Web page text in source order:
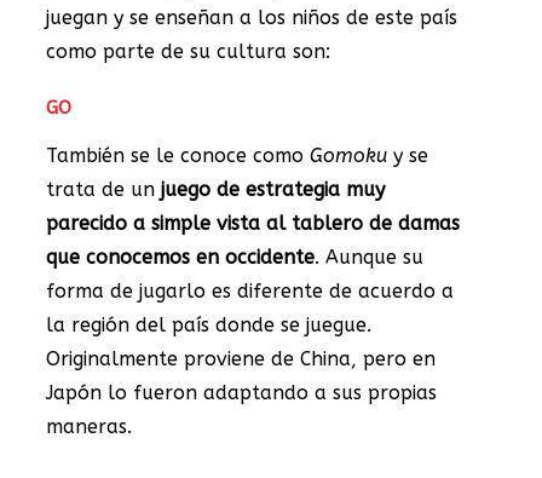
juegan y se enseñan a los niños de este país
como parte de su cultura son:
GO
También se le conoce como Gomoku y se
trata de un juego de estrategia muy
parecido a simple vista al tablero de damas
que conocemos en occidente. Aunque su
forma de jugarlo es diferente de acuerdo a
la región del país donde se juegue.
Originalmente proviene de China, pero en
Japón lo fueron adaptando a sus propias
maneras.